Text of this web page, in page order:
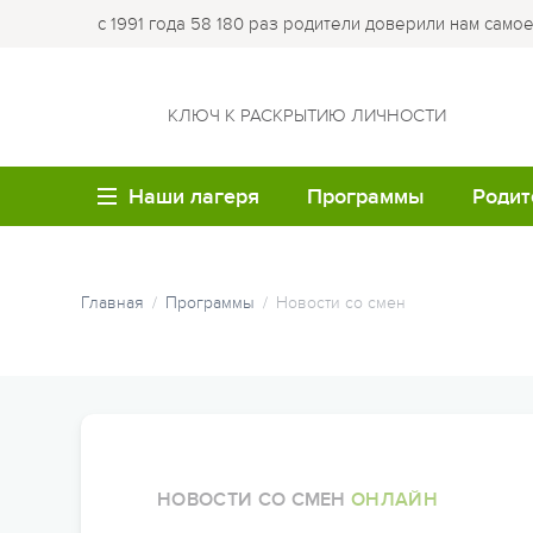
с 1991 года 58 180 раз родители доверили нам
КЛЮЧ К РАСКРЫТИЮ ЛИЧНОСТИ
Наши лагеря Программы
Главная Программы Новости со смен
НОВОСТИ СО СМЕНОНЛАЙН